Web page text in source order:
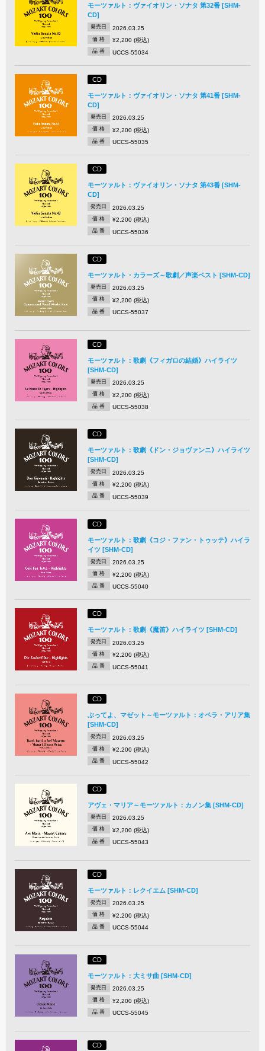
モーツァルト：ヴァイオリン・ソナタ 第32番 [SHM-
CD]
発売日 2026.03.25
価 格 ¥2,200 (税込)
品 番 UCCS-55034
CD
モーツァルト：ヴァイオリン・ソナタ 第41番 [SHM-
CD]
発売日 2026.03.25
価 格 ¥2,200 (税込)
品 番 UCCS-55035
CD
モーツァルト：ヴァイオリン・ソナタ 第43番 [SHM-
CD]
発売日 2026.03.25
価 格 ¥2,200 (税込)
品 番 UCCS-55036
CD
モーツァルト・カラーズ～歌劇／声楽ベスト [SHM-CD]
発売日 2026.03.25
価 格 ¥2,200 (税込)
品 番 UCCS-55037
CD
モーツァルト：歌劇《フィガロの結婚》ハイライツ
[SHM-CD]
発売日 2026.03.25
価 格 ¥2,200 (税込)
品 番 UCCS-55038
CD
モーツァルト：歌劇《ドン・ジョヴァンニ》ハイライツ
[SHM-CD]
発売日 2026.03.25
価 格 ¥2,200 (税込)
品 番 UCCS-55039
CD
モーツァルト：歌劇《コジ・ファン・トゥッテ》ハイラ
イツ [SHM-CD]
発売日 2026.03.25
価 格 ¥2,200 (税込)
品 番 UCCS-55040
CD
モーツァルト：歌劇《魔笛》ハイライツ [SHM-CD]
発売日 2026.03.25
価 格 ¥2,200 (税込)
品 番 UCCS-55041
CD
ぶってよ、マゼット～モーツァルト：オペラ・アリア集
[SHM-CD]
発売日 2026.03.25
価 格 ¥2,200 (税込)
品 番 UCCS-55042
CD
アヴェ・マリア～モーツァルト：カノン集 [SHM-CD]
発売日 2026.03.25
価 格 ¥2,200 (税込)
品 番 UCCS-55043
CD
モーツァルト：レクイエム [SHM-CD]
発売日 2026.03.25
価 格 ¥2,200 (税込)
品 番 UCCS-55044
CD
モーツァルト：大ミサ曲 [SHM-CD]
発売日 2026.03.25
価 格 ¥2,200 (税込)
品 番 UCCS-55045
CD